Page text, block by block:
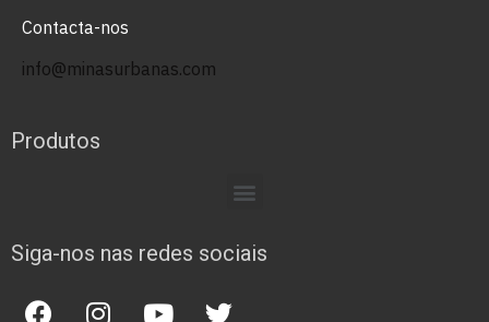
Contacta-nos
info@minasurbanas.com
Produtos
Siga-nos nas redes sociais